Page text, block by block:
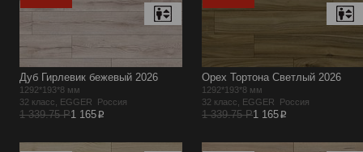
Дуб Гирлевик бежевый 2026
1292*193*8 мм
32 класс, EGGER Россия
1 339.75 Р1 165p
Орех Тортона Светлый 2026
1292*193*8 мм
32 класс, EGGER Россия
1 339.75 Р1 165p